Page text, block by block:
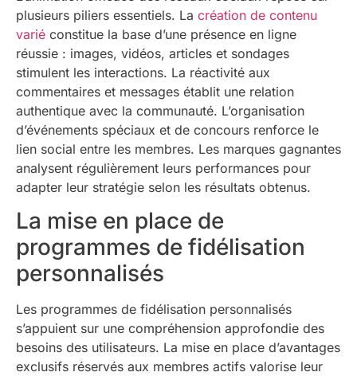
plusieurs piliers essentiels. La création de contenu
varié constitue la base d’une présence en ligne
réussie : images, vidéos, articles et sondages
stimulent les interactions. La réactivité aux
commentaires et messages établit une relation
authentique avec la communauté. L’organisation
d’événements spéciaux et de concours renforce le
lien social entre les membres. Les marques gagnantes
analysent régulièrement leurs performances pour
adapter leur stratégie selon les résultats obtenus.
La mise en place de
programmes de fidélisation
personnalisés
Les programmes de fidélisation personnalisés
s’appuient sur une compréhension approfondie des
besoins des utilisateurs. La mise en place d’avantages
exclusifs réservés aux membres actifs valorise leur